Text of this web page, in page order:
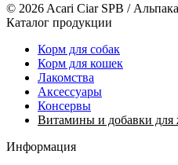
© 2026 Acari Ciar SPB / Альпака
Каталог продукции
Корм для собак
Корм для кошек
Лакомства
Аксессуары
Консервы
Витамины и добавки
Информация